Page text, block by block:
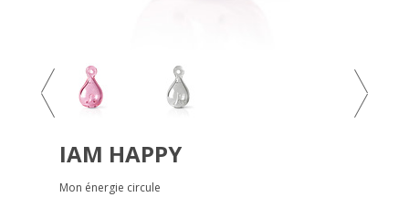
IAM HAPPY
Mon énergie circule